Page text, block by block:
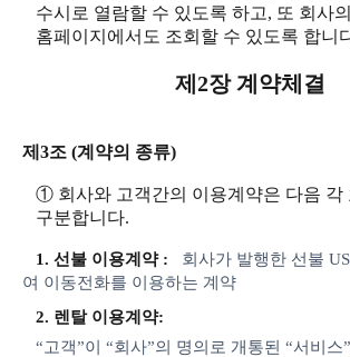
수시로 열람할 수 있도록 하고, 또 회사
홈페이지에서도 조회할 수 있도록 합니
제2장 계약체결
제3조 (계약의 종류)
① 회사와 고객간의 이용계약은 다음 각
구분합니다.
1. 선불 이용계약 :
회사가 발행한 선불
여 이동전화를 이용하는 계약
2. 렌탈 이용계약:
“고객”이 “회사”의 명의로 개통된 “서비